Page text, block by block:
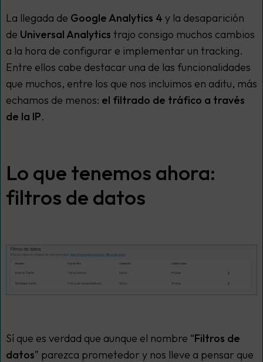
La llegada de Google Analytics 4 y la desaparición
de Universal Analytics trajo consigo muchos cambios
a la hora de configurar e implementar un tracking.
Entre ellos cabe destacar una de las funcionalidades
que muchos, entre los que nos incluimos en aditu, más
echamos de menos: el filtrado de tráfico a través
de la IP.
Lo que tenemos ahora:
filtros de datos
Sí que es verdad que aunque el nombre “Filtros de
datos” parezca prometedor y nos lleve a pensar que